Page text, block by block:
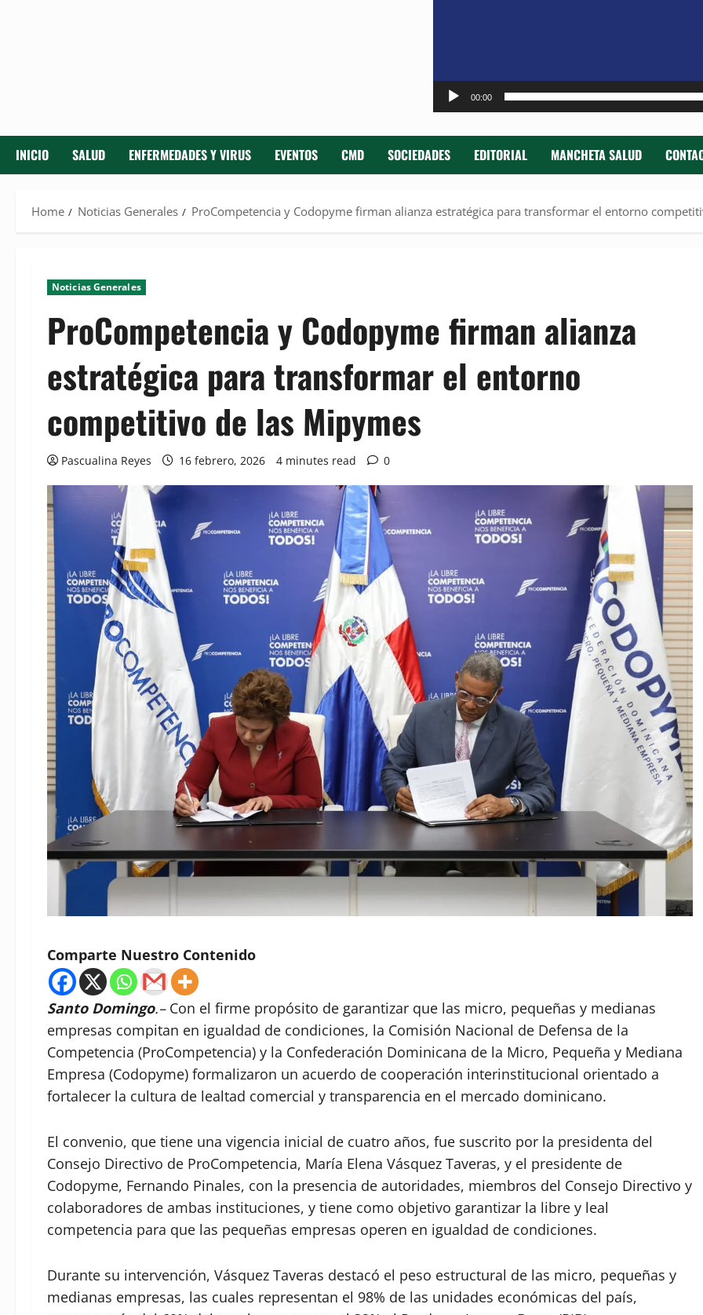
00:00
INICIO SALUD ENFERMEDADES Y VIRUS EVENTOS CMD SOCIEDADES EDITORIAL MANCHETA SALUD
Home Noticias Generales ProCompetencia y Codopyme firman alianza estratégica para transformar el entorno
Noticias Generales
ProCompetencia y Codopyme firman alianza
estratégica para transformar el entorno
competitivo de las Mipymes
Pascualina Reyes 16 febrero, 2026 4 minutes read 0
Comparte Nuestro Contenido
Santo Domingo.–Con el firme propósito de garantizar que las micro, pequeñas y medianas
empresas compitan en igualdad de condiciones, la Comisión Nacional de Defensa de la
Competencia (ProCompetencia) y la Confederación Dominicana de la Micro, Pequeña y Mediana
Empresa (Codopyme) formalizaron un acuerdo de cooperación interinstitucional orientado a
fortalecer la cultura de lealtad comercial y transparencia en el mercado dominicano.
El convenio, que tiene una vigencia inicial de cuatro años, fue suscrito por la presidenta del
Consejo Directivo de ProCompetencia, María Elena Vásquez Taveras, y el presidente de
Codopyme, Fernando Pinales, con la presencia de autoridades, miembros del Consejo Directivo y
colaboradores de ambas instituciones, y tiene como objetivo garantizar la libre y leal
competencia para que las pequeñas empresas operen en igualdad de condiciones.
Durante su intervención, Vásquez Taveras destacó el peso estructural de las micro, pequeñas y
medianas empresas, las cuales representan el 98% de las unidades económicas del país,